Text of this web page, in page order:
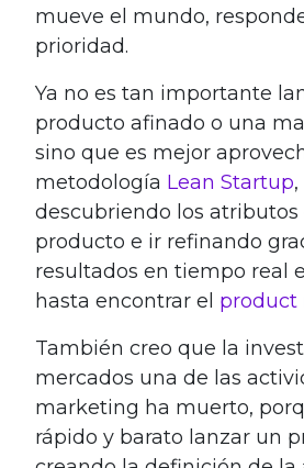
mueve el mundo,
prioridad.
Ya no es tan importante
producto afinado o una
sino que es mejor
metodología Lean Startup
descubriendo los
producto e ir refinando
resultados en tiempo real
hasta encontrar el product
También creo que la
mercados una de las
marketing ha muerto,
rápido y barato lanzar un